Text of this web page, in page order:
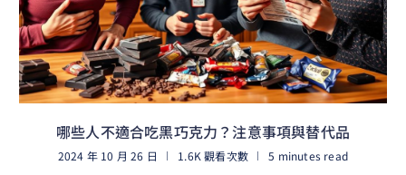
哪些人不適合吃黑巧克力？注意事項與替代品
2024 年 10 月 26 日 1.6K 觀看次數
5 minutes read